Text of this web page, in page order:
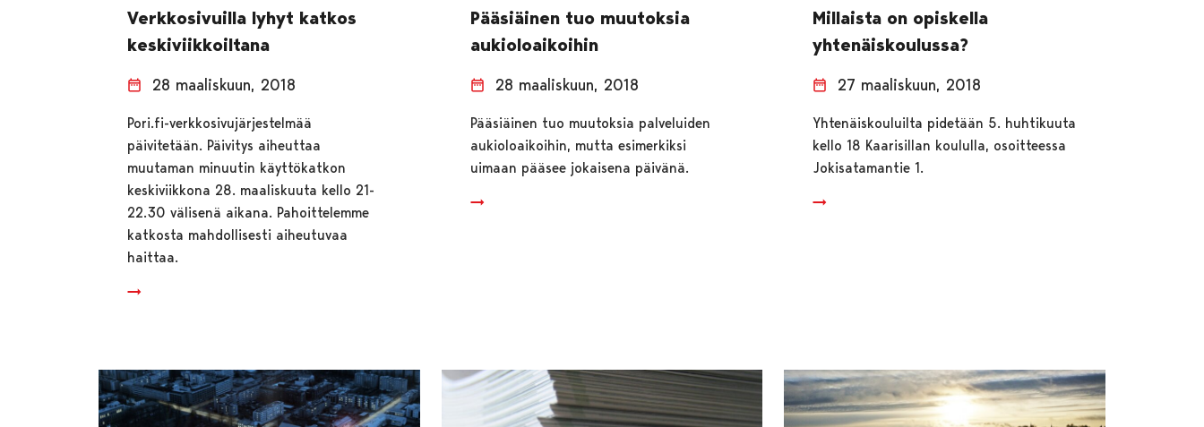
Verkkosivuilla lyhyt katkos
keskiviikkoiltana
28 maaliskuun, 2018
Pori.fi-verkkosivujärjestelmää
päivitetään. Päivitys aiheuttaa
muutaman minuutin käyttökatkon
keskiviikkona 28. maaliskuuta kello 21-
22.30 välisenä aikana. Pahoittelemme
katkosta mahdollisesti aiheutuvaa
haittaa.
Pääsiäinen tuo muutoksia
aukioloaikoihin
28 maaliskuun, 2018
Pääsiäinen tuo muutoksia palveluiden
aukioloaikoihin, mutta esimerkiksi
uimaan pääsee jokaisena päivänä.
Millaista on opiskella
yhtenäiskoulussa?
27 maaliskuun, 2018
Yhtenäiskouluilta pidetään 5. huhtikuuta
kello 18 Kaarisillan koululla, osoitteessa
Jokisatamantie 1.